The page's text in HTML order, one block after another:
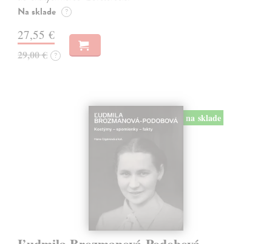
Na sklade ?
27,55 €
29,00 € ?
na sklade